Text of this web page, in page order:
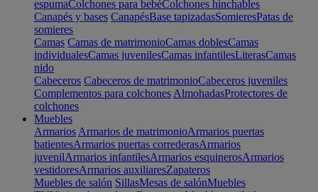
espumaColchones para bebéColchones hinchables
Canapés y bases CanapésBase tapizadasSomieresPatas de
somieres
Camas Camas de matrimonioCamas doblesCamas
individualesCamas juvenilesCamas infantilesLiterasCamas
nido
Cabeceros Cabeceros de matrimonioCabeceros juveniles
Complementos para colchones AlmohadasProtectores de
colchones
Muebles
Armarios Armarios de matrimonioArmarios puertas
batientesArmarios puertas correderasArmarios
juvenilArmarios infantilesArmarios esquinerosArmarios
vestidoresArmarios auxiliaresZapateros
Muebles de salón SillasMesas de salónMuebles